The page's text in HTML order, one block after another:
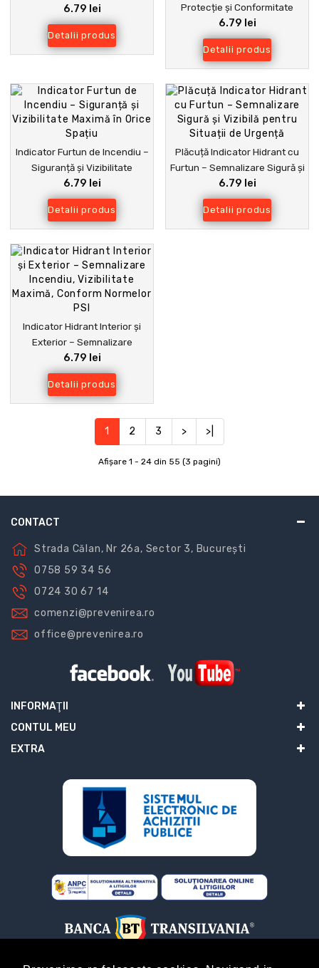
ocupanți și pompieri
6.79 lei
Detalii produs
Protecție și Conformitate
pentru Instalații de Stingere a
Incendiilor
6.79 lei
Detalii produs
Indicator Furtun de Incendiu –
Siguranță și Vizibilitate
Maximă în Orice Spațiu
6.79 lei
Detalii produs
Plăcuță Indicator Hidrant cu
Furtun – Semnalizare Sigură și
Vizibilă pentru Situații de
Urgență
6.79 lei
Detalii produs
Indicator Hidrant Interior și
Exterior – Semnalizare
Incendiu, Vizibilitate Maximă,
Conform Normelor PSI
6.79 lei
Detalii produs
1 2 3 > >|
Afişare 1 - 24 din 55 (3 pagini)
CONTACT
Strada Călan, Nr 26a, Sector 3, București
0758 59 34 56
0724 30 67 14
comenzi@prevenirea.ro
office@prevenirea.ro
INFORMAŢII
CONTUL MEU
EXTRA